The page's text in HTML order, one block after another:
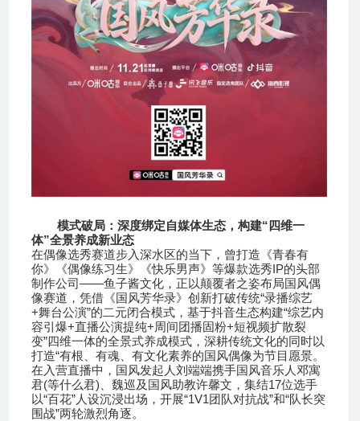
模式破局：深度绑定自媒体生态，构建“四维一
体”全景养成新业态
在偶像选秀赛道步入深水区的当下，曾打造《青春有
你》《偶像练习生》《快乐男声》等爆款选秀IP的头部
制作公司——鱼子酱文化，正以颠覆者之姿布局国风偶
像赛道，凭借《国风芳华录》创新打破传统“录播综艺
+舞台公演”的二元闭合模式，基于抖音生态构建“综艺内
容引爆+直播公演提纯+周间团播固粉+短视频扩散裂
变”四维一体的全景式养成模式，深耕传统文化的同时以
打造“有根、有魂、有文化素养的国风偶像为节目愿景。
在入营直播中，国风发起人刘端端携手国风音乐人邓寓
君(等什么君) 、魏巡及国风助教许馨文，集结17位选手
以“百花”人设沉浸出场，开展“1V1团队对抗战”和“队长突
围战”两轮激烈角逐。